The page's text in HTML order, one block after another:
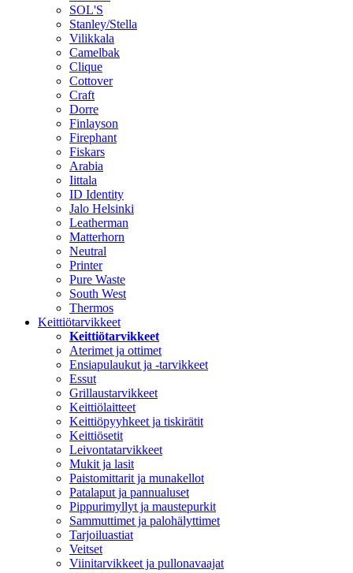
SOL'S
Stanley/Stella
Vilikkala
Camelbak
Clique
Cottover
Craft
Dorre
Finlayson
Firephant
Fiskars
Arabia
Iittala
ID Identity
Jalo Helsinki
Leatherman
Matterhorn
Neutral
Printer
Pure Waste
South West
Thermos
Keittiötarvikkeet
Keittiötarvikkeet
Aterimet ja ottimet
Ensiapulaukut ja -tarvikkeet
Essut
Grillaustarvikkeet
Keittiölaitteet
Keittiöpyyhkeet ja tiskirätit
Keittiösetit
Leivontatarvikkeet
Mukit ja lasit
Paistomittarit ja munakellot
Patalaput ja pannualuset
Pippurimyllyt ja maustepurkit
Sammuttimet ja palohälyttimet
Tarjoiluastiat
Veitset
Viinitarvikkeet ja pullonavaajat